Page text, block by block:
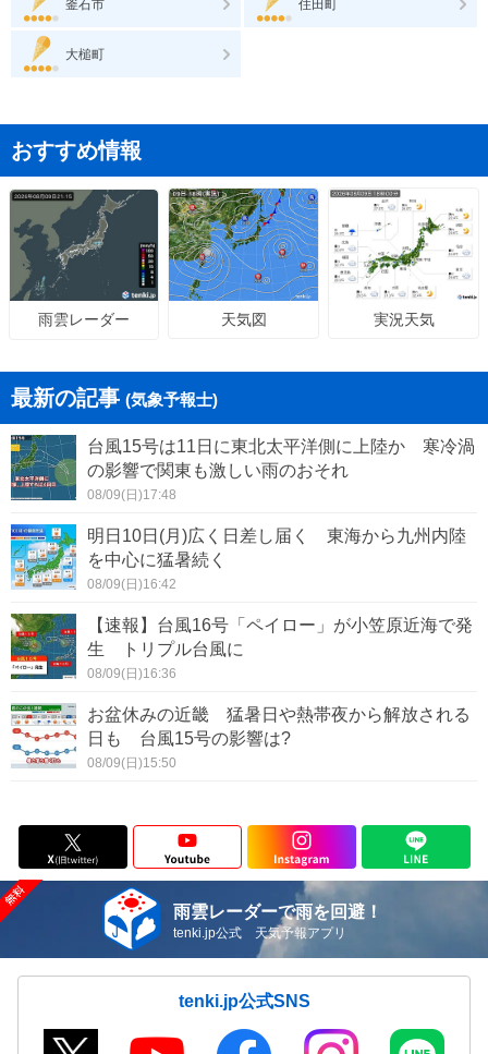
釜石市 住田町
大槌町
おすすめ情報
雨雲レーダー 天気図 実況天気
最新の記事 (気象予報士)
台風15号は11日に東北太平洋側に上陸か 寒冷渦
の影響で関東も激しい雨のおそれ
08/09(日)17:48
明日10日(月)広く日差し届く 東海から九州内陸
を中心に猛暑続く
08/09(日)16:42
【速報】台風16号「ペイロー」が小笠原近海で発
生 トリプル台風に
08/09(日)16:36
お盆休みの近畿 猛暑日や熱帯夜から解放される
日も 台風15号の影響は?
08/09(日)15:50
雨雲レーダーで雨を回避！
tenki.jp公式 天気予報アプリ
tenki.jp公式SNS